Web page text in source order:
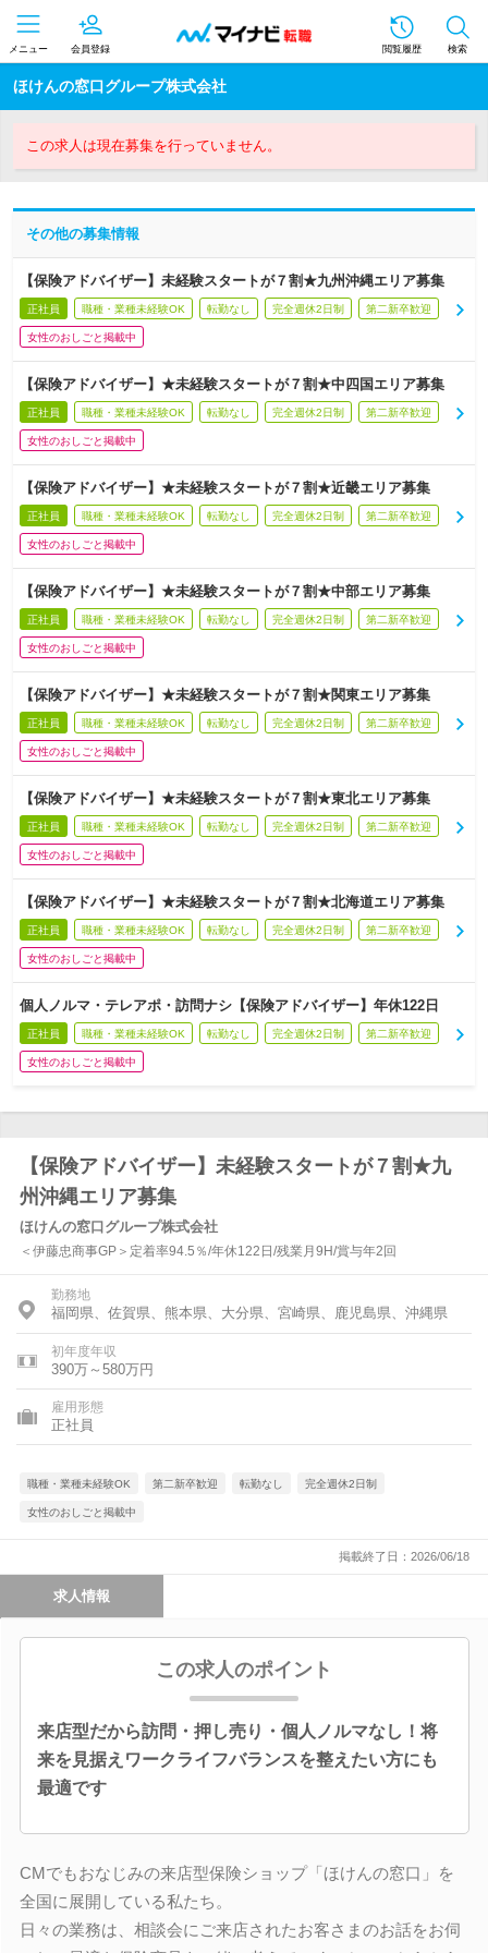
メニュー 会員登録 閲覧履歴 検索
ほけんの窓口グループ株式会社
この求人は現在募集を行っていません。
その他の募集情報
【保険アドバイザー】未経験スタートが７割★九州沖縄エリア募集
正社員 職種・業種未経験OK 転勤なし 完全週休2日制 第二新卒歓迎
女性のおしごと掲載中
【保険アドバイザー】★未経験スタートが７割★中四国エリア募集
正社員 職種・業種未経験OK 転勤なし 完全週休2日制 第二新卒歓迎
女性のおしごと掲載中
【保険アドバイザー】★未経験スタートが７割★近畿エリア募集
正社員 職種・業種未経験OK 転勤なし 完全週休2日制 第二新卒歓迎
女性のおしごと掲載中
【保険アドバイザー】★未経験スタートが７割★中部エリア募集
正社員 職種・業種未経験OK 転勤なし 完全週休2日制 第二新卒歓迎
女性のおしごと掲載中
【保険アドバイザー】★未経験スタートが７割★関東エリア募集
正社員 職種・業種未経験OK 転勤なし 完全週休2日制 第二新卒歓迎
女性のおしごと掲載中
【保険アドバイザー】★未経験スタートが７割★東北エリア募集
正社員 職種・業種未経験OK 転勤なし 完全週休2日制 第二新卒歓迎
女性のおしごと掲載中
【保険アドバイザー】★未経験スタートが７割★北海道エリア募集
正社員 職種・業種未経験OK 転勤なし 完全週休2日制 第二新卒歓迎
女性のおしごと掲載中
個人ノルマ・テレアポ・訪問ナシ【保険アドバイザー】年休122日
正社員 職種・業種未経験OK 転勤なし 完全週休2日制 第二新卒歓迎
女性のおしごと掲載中
【保険アドバイザー】未経験スタートが７割★九
州沖縄エリア募集
ほけんの窓口グループ株式会社
＜伊藤忠商事GP＞定着率94.5％/年休122日/残業月9H/賞与年2回
勤務地
福岡県、佐賀県、熊本県、大分県、宮崎県、鹿児島県、沖縄県
初年度年収
390万～580万円
雇用形態
正社員
職種・業種未経験OK 第二新卒歓迎 転勤なし 完全週休2日制
女性のおしごと掲載中
掲載終了日：2026/06/18
求人情報
この求人のポイント
来店型だから訪問・押し売り・個人ノルマなし！将
来を見据えワークライフバランスを整えたい方にも
最適です
CMでもおなじみの来店型保険ショップ「ほけんの窓口」を
全国に展開している私たち。
日々の業務は、相談会にご来店されたお客さまのお話をお伺